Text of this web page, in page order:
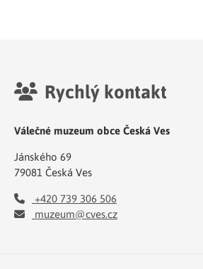
Rychlý kontakt
Válečné muzeum obce Česká Ves
Jánského 69
79081 Česká Ves
+420 739 306 506
muzeum@cves.cz